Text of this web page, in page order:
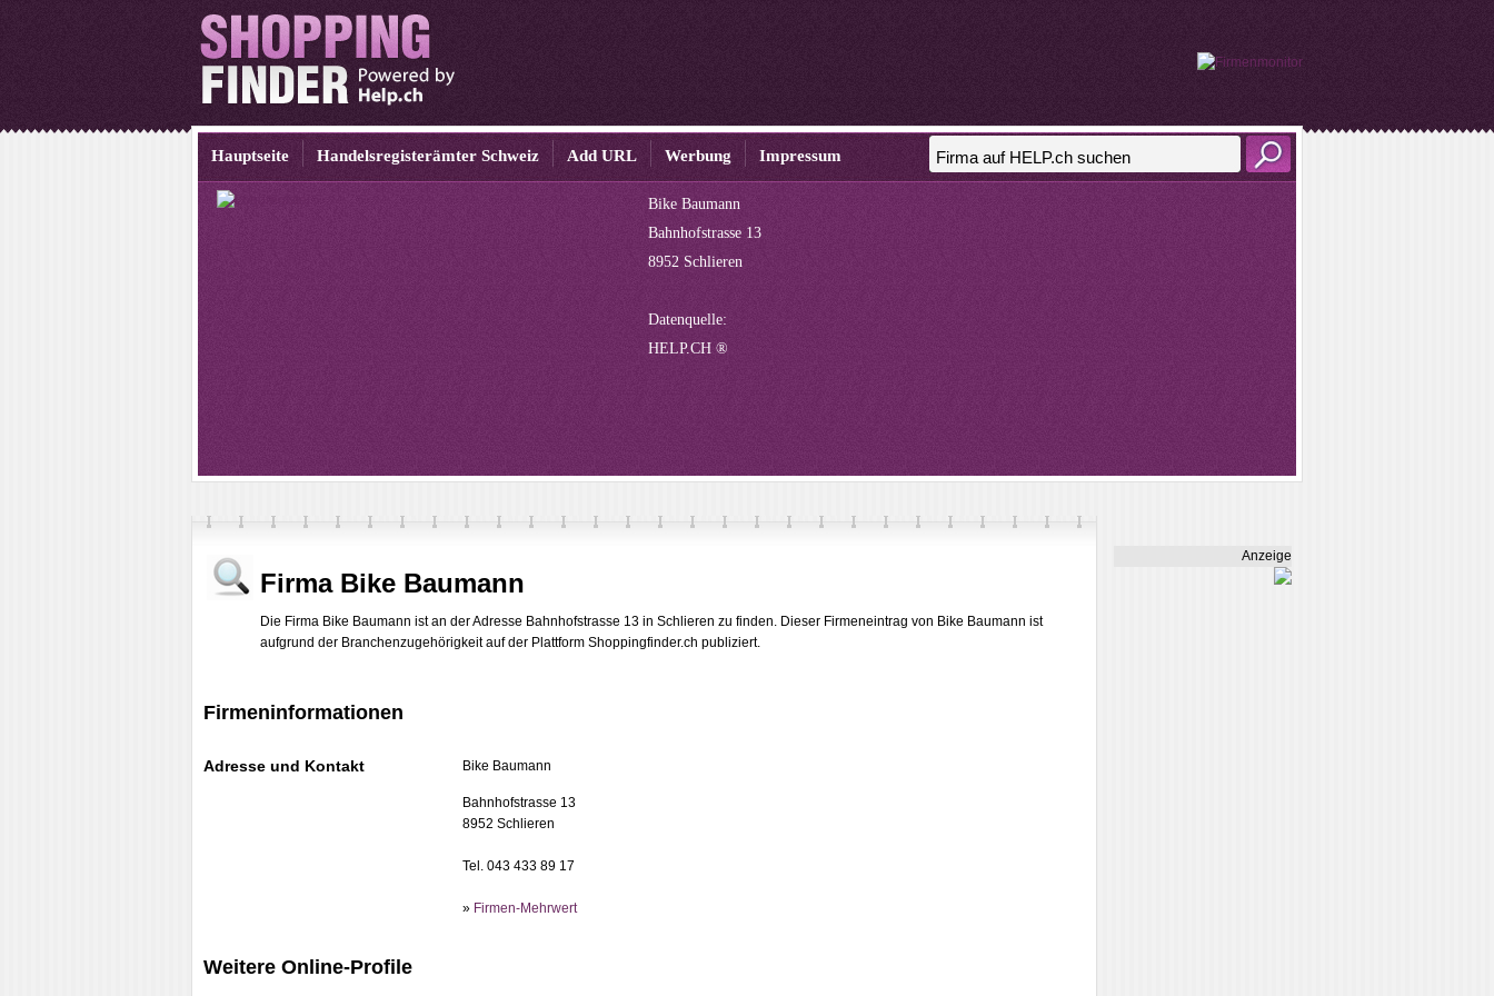
Hauptseite Handelsregisterämter Schweiz Add URL Werbung Impressum
Bike Baumann
Bahnhofstrasse 13
8952 Schlieren
Datenquelle:
HELP.CH ®
Firma Bike Baumann
Die Firma Bike Baumann ist an der Adresse Bahnhofstrasse 13 in Schlieren zu finden. Dieser Firmeneintrag von Bike Baumann ist
aufgrund der Branchenzugehörigkeit auf der Plattform Shoppingfinder.ch publiziert.
Firmeninformationen
Adresse und Kontakt Bike Baumann
Bahnhofstrasse 13
8952 Schlieren
Tel. 043 433 89 17
» Firmen-Mehrwert
Weitere Online-Profile
Anzeige